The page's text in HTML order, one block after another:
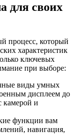
для своих
процесс, который
характеристик
ключевых
при выборе:
виды умных
дисплеем до
камерой и
функции вам
навигация,